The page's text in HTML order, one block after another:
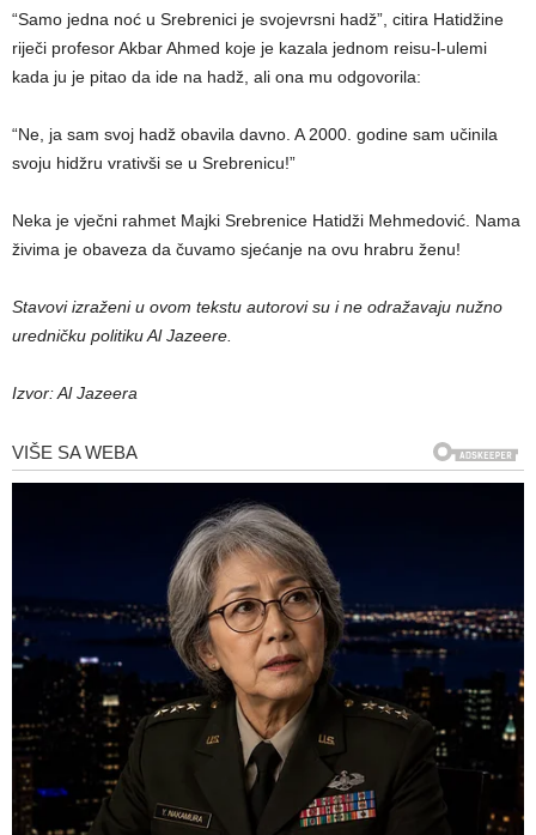
“Samo jedna noć u Srebrenici je svojevrsni hadž”, citira Hatidžine
riječi profesor Akbar Ahmed koje je kazala jednom reisu-l-ulemi
kada ju je pitao da ide na hadž, ali ona mu odgovorila:
“Ne, ja sam svoj hadž obavila davno. A 2000. godine sam učinila
svoju hidžru vrativši se u Srebrenicu!”
Neka je vječni rahmet Majki Srebrenice Hatidži Mehmedović. Nama
živima je obaveza da čuvamo sjećanje na ovu hrabru ženu!
Stavovi izraženi u ovom tekstu autorovi su i ne odražavaju nužno
uredničku politiku Al Jazeere.
Izvor: Al Jazeera